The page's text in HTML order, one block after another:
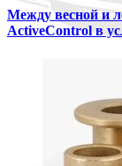
Между весной и
ActiveControl в